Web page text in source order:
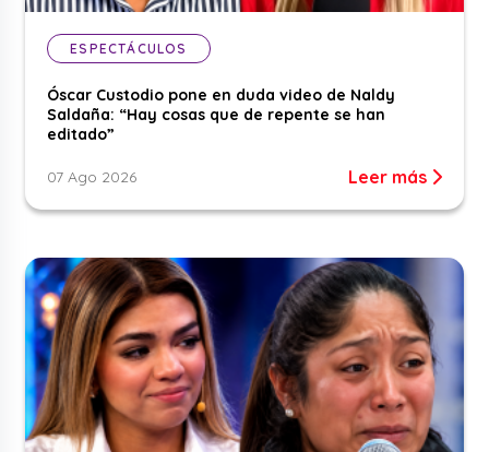
ESPECTÁCULOS
Óscar Custodio pone en duda video de Naldy
Saldaña: “Hay cosas que de repente se han
editado”
07 Ago 2026 Leer más